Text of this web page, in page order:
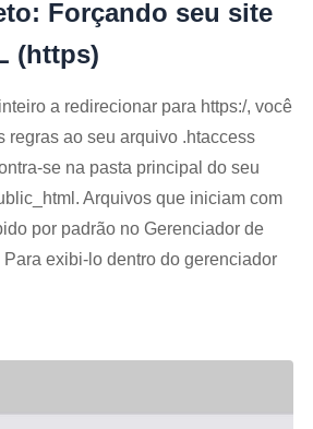
Forçando seu site
(https)
a redirecionar para https:/, você
regras ao seu arquivo .htaccess
se na pasta principal do seu
Arquivos que iniciam com
por padrão no Gerenciador de
exibi-lo dentro do gerenciador